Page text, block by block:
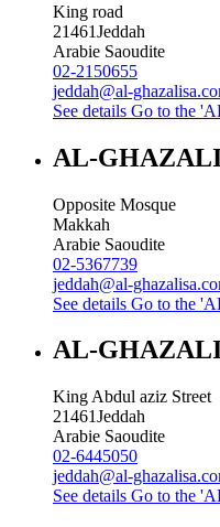
King road
21461Jeddah
Arabie Saoudite
02-2150655
jeddah@al-
See details Go to the
AL-
Opposite Mosque
Makkah
Arabie Saoudite
02-5367739
jeddah@al-
See details Go to the
AL-
King Abdul aziz Street
21461Jeddah
Arabie Saoudite
02-6445050
jeddah@al-
See details Go to the